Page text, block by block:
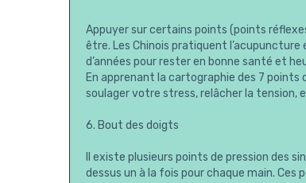
Appuyer sur certains points (points
être. Les Chinois pratiquent
d’années pour rester en bonne santé et
En apprenant la cartographie des 7 points
soulager votre stress, relâcher la tension,
6. Bout des doigts
Il existe plusieurs points de pression des
dessus un à la fois pour chaque main.